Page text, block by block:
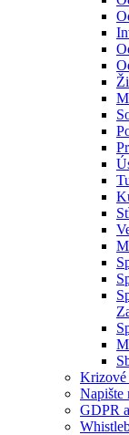
Krizové
Napište
GDPR